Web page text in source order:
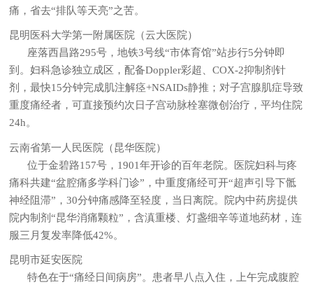
痛，省去“排队等天亮”之苦。
昆明医科大学第一附属医院（云大医院）
座落西昌路295号，地铁3号线“市体育馆”站步行5分钟即
到。妇科急诊独立成区，配备Doppler彩超、COX-2抑制剂针
剂，最快15分钟完成肌注解痉+NSAIDs静推；对子宫腺肌症导致
重度痛经者，可直接预约次日子宫动脉栓塞微创治疗，平均住院
24h。
云南省第一人民医院（昆华医院）
位于金碧路157号，1901年开诊的百年老院。医院妇科与疼
痛科共建“盆腔痛多学科门诊”，中重度痛经可开“超声引导下骶
神经阻滞”，30分钟痛感降至轻度，当日离院。院内中药房提供
院内制剂“昆华消痛颗粒”，含滇重楼、灯盏细辛等道地药材，连
服三月复发率降低42%。
昆明市延安医院
特色在于“痛经日间病房”。患者早八点入住，上午完成腹腔